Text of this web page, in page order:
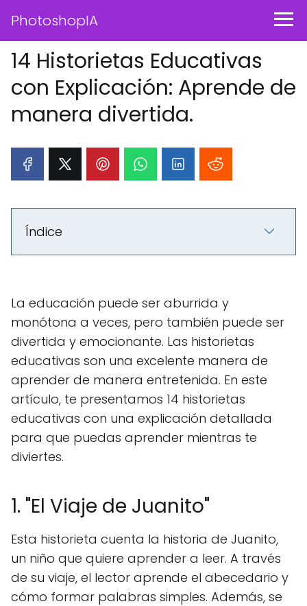
PhotoshopIA
14 Historietas Educativas
con Explicación: Aprende de
manera divertida.
Índice
La educación puede ser aburrida y
monótona a veces, pero también puede ser
divertida y emocionante. Las historietas
educativas son una excelente manera de
aprender de manera entretenida. En este
artículo, te presentamos 14 historietas
educativas con una explicación detallada
para que puedas aprender mientras te
diviertes.
1. "El Viaje de Juanito"
Esta historieta cuenta la historia de Juanito,
un niño que quiere aprender a leer. A través
de su viaje, el lector aprende el abecedario y
cómo formar palabras simples. Además, se